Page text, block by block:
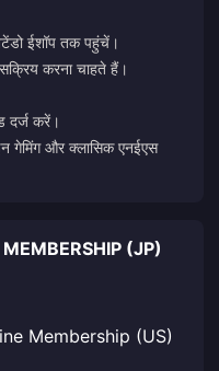
ईशॉप तक पहुंचें।
करना चाहते हैं।
दर्ज करें।
गेमिंग और क्लासिक एनईएस
(JP)
Membership (US)